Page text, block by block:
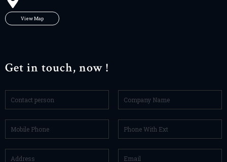
View Map
Get in touch, now !